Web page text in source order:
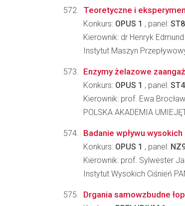
Teoretyczne i
Konkurs: OPUS 1 , panel: ST8
Kierownik: dr Henryk
Instytut Maszyn
Enzymy żelazowe
Konkurs: OPUS 1 , panel: ST4
Kierownik: prof. Ewa
POLSKA AKADEMIA
Badanie wpływu
Konkurs: OPUS 1 , panel:
Kierownik: prof. Sylwester
Instytut Wysokich Ciśnień
Drgania samowzbudne